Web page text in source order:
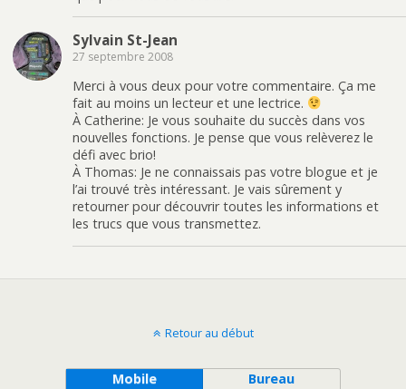
Sylvain St-Jean
27 septembre 2008
Merci à vous deux pour votre commentaire. Ça me
fait au moins un lecteur et une lectrice.
À Catherine: Je vous souhaite du succès dans vos
nouvelles fonctions. Je pense que vous relèverez le
défi avec brio!
À Thomas: Je ne connaissais pas votre blogue et je
l’ai trouvé très intéressant. Je vais sûrement y
retourner pour découvrir toutes les informations et
les trucs que vous transmettez.
Retour au début
Mobile Bureau